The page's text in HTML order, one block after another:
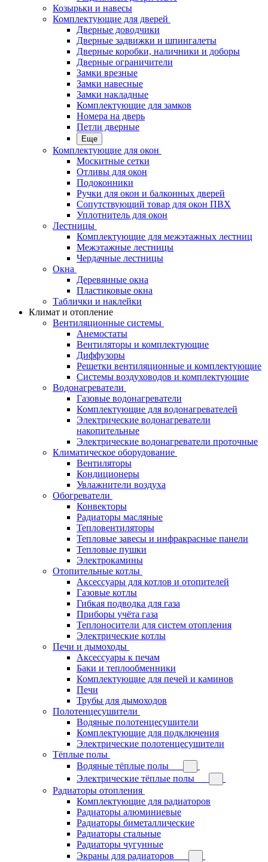
Козырьки и навесы
Комплектующие для дверей
Дверные доводчики
Дверные задвижки и шпингалеты
Дверные коробки, наличники и доборы
Дверные ограничители
Замки врезные
Замки навесные
Замки накладные
Комплектующие для замков
Номера на дверь
Петли дверные
Еще
Комплектующие для окон
Москитные сетки
Отливы для окон
Подоконники
Ручки для окон и балконных дверей
Сопутствующий товар для окон ПВХ
Уплотнитель для окон
Лестницы
Комплектующие для межэтажных лестниц
Межэтажные лестницы
Чердачные лестницы
Окна
Деревянные окна
Пластиковые окна
Таблички и наклейки
Климат и отопление
Вентиляционные системы
Анемостаты
Вентиляторы и комплектующие
Диффузоры
Решетки вентиляционные и комплектующие
Системы воздуховодов и комплектующие
Водонагреватели
Газовые водонагреватели
Комплектующие для водонагревателей
Электрические водонагреватели
накопительные
Электрические водонагреватели проточные
Климатическое оборудование
Вентиляторы
Кондиционеры
Увлажнители воздуха
Обогреватели
Конвекторы
Радиаторы масляные
Тепловентиляторы
Тепловые завесы и инфракрасные панели
Тепловые пушки
Электрокамины
Отопительные котлы
Аксессуары для котлов и отопителей
Газовые котлы
Гибкая подводка для газа
Приборы учёта газа
Теплоносители для систем отопления
Электрические котлы
Печи и дымоходы
Аксессуары к печам
Баки и теплообменники
Комплектующие для печей и каминов
Печи
Трубы для дымоходов
Полотенцесушители
Водяные полотенцесушители
Комплектующие для подключения
Электрические полотенцесушители
Тёплые полы
Водяные тёплые полы
Электрические тёплые полы
Радиаторы отопления
Комплектующие для радиаторов
Радиаторы алюминиевые
Радиаторы биметаллические
Радиаторы стальные
Радиаторы чугунные
Экраны для радиаторов